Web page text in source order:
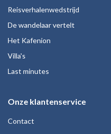
Reisverhalenwedstrijd
De wandelaar vertelt
Het Kafenion
Villa's
Last minutes
Onze klantenservice
Contact